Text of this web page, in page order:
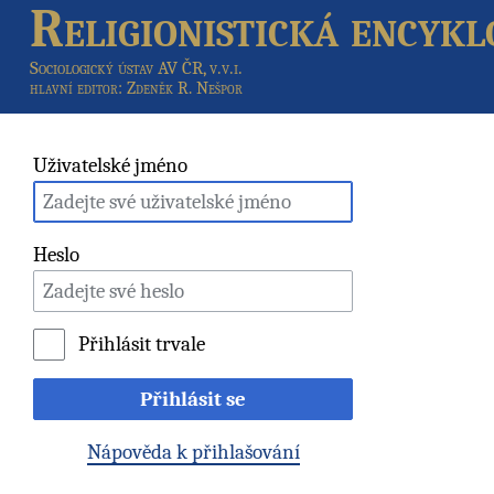
Religionistická
Sociologický ústav AV ČR, v.v.i.
hlavní editor: Zdeněk R. Nešpor
Uživatelské jméno
Heslo
Přihlásit trvale
Přihlásit se
Nápověda k přihlašování